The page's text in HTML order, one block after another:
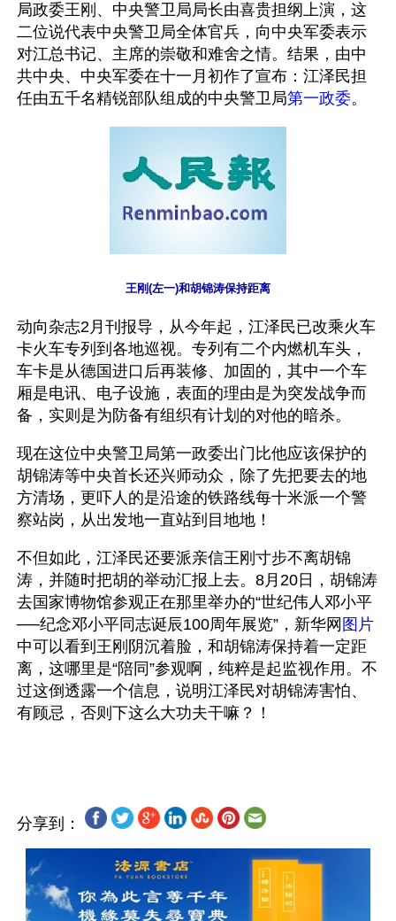
局政委王刚、中央警卫局局长由喜贵担纲上演，这
二位说代表中央警卫局全体官兵，向中央军委表示
对江总书记、主席的崇敬和难舍之情。结果，由中
共中央、中央军委在十一月初作了宣布：江泽民担
任由五千名精锐部队组成的中央警卫局第一政委。
王刚(左一)和胡锦涛保持距离
动向杂志2月刊报导，从今年起，江泽民已改乘火车
卡火车专列到各地巡视。专列有二个内燃机车头，
车卡是从德国进口后再装修、加固的，其中一个车
厢是电讯、电子设施，表面的理由是为突发战争而
备，实则是为防备有组织有计划的对他的暗杀。
现在这位中央警卫局第一政委出门比他应该保护的
胡锦涛等中央首长还兴师动众，除了先把要去的地
方清场，更吓人的是沿途的铁路线每十米派一个警
察站岗，从出发地一直站到目地地！
不但如此，江泽民还要派亲信王刚寸步不离胡锦
涛，并随时把胡的举动汇报上去。8月20日，胡锦涛
去国家博物馆参观正在那里举办的“世纪伟人邓小平
──纪念邓小平同志诞辰100周年展览”，新华网 图片
中可以看到王刚阴沉着脸，和胡锦涛保持着一定距
离，这哪里是“陪同”参观啊，纯粹是起监视作用。不
过这倒透露一个信息，说明江泽民对胡锦涛害怕、
有顾忌，否则下这么大功夫干嘛？！
分享到：